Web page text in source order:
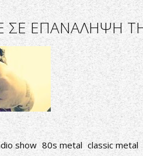
19
ΣΕ ΕΠΑΝΑΛΗΨΗ
show 80s metal classic metal